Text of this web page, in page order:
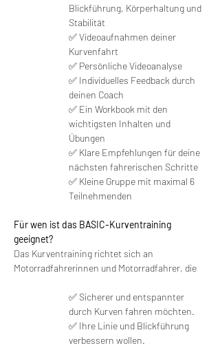
Blickführung, Körperhaltung und
Stabilität
✅ Videoaufnahmen deiner
Kurvenfahrt
✅ Persönliche Videoanalyse
✅ Individuelles Feedback durch
deinen Coach
✅ Ein Workbook mit den
wichtigsten Inhalten und
Übungen
✅ Klare Empfehlungen für deine
nächsten fahrerischen Schritte
✅ Kleine Gruppe mit maximal 6
Teilnehmenden
Für wen ist das BASIC-Kurventraining
geeignet?
Das Kurventraining richtet sich an
Motorradfahrerinnen und Motorradfahrer, die
✅ Sicherer und entspannter
durch Kurven fahren möchten.
✅ Ihre Linie und Blickführung
verbessern wollen.